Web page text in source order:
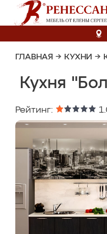
ГЛАВНАЯ → КУХНИ →
Кухня
Рейтинг: